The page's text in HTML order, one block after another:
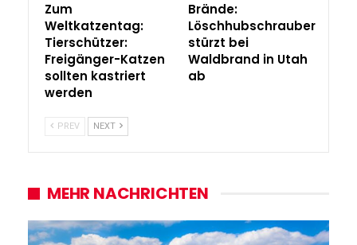
Zum
Weltkatzentag:
Tierschützer:
Freigänger-Katzen
sollten kastriert
werden
Brände:
Löschhubschrauber
stürzt bei
Waldbrand in Utah
ab
PREV NEXT
MEHR NACHRICHTEN